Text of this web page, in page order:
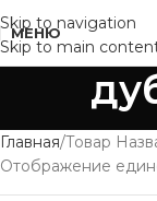
Skip to navigation
Skip to main
МЕНЮ
Главная Товар
Отображение